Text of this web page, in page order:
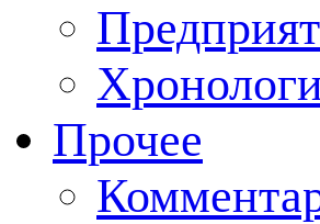
Прочее